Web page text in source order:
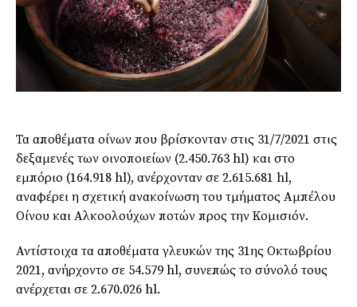
Τα αποθέματα οίνων που βρίσκονταν στις 31/7/2021 στις
δεξαμενές των οινοποιείων (2.450.763 hl) και στο
εμπόριο (164.918 hl), ανέρχονταν σε 2.615.681 hl,
αναφέρει η σχετική ανακοίνωση του τμήματος Αμπέλου
Οίνου και Αλκοολούχων ποτών προς την Κομισιόν.
Αντίστοιχα τα αποθέματα γλευκών της 31ης Οκτωβρίου
2021, ανήρχοντο σε 54.579 hl, συνεπώς το σύνολό τους
ανέρχεται σε 2.670.026 hl.